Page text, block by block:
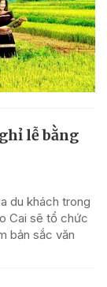
lễ bằng
du khách trong
Cai sẽ tổ chức
bản sắc văn